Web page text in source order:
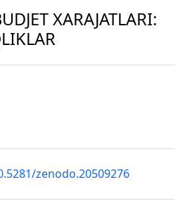
XARAJATLARI:
zenodo.20509276